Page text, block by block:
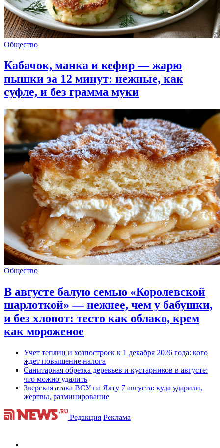
Общество
Кабачок, манка и кефир — жарю
пышки за 12 минут: нежные, как
суфле, и без грамма муки
Общество
В августе балую семью «Королевской
шарлоткой» — нежнее, чем у бабушки,
и без хлопот: тесто как облако, крем
как мороженое
Учет теплиц и хозпостроек к 1 декабря 2026 года: кого
ждет повышение налога
Санитарная обрезка деревьев и кустарников в августе:
что можно удалить
Зверская атака ВСУ на Ялту 7 августа: куда ударили,
жертвы, разминирование
Редакция Реклама